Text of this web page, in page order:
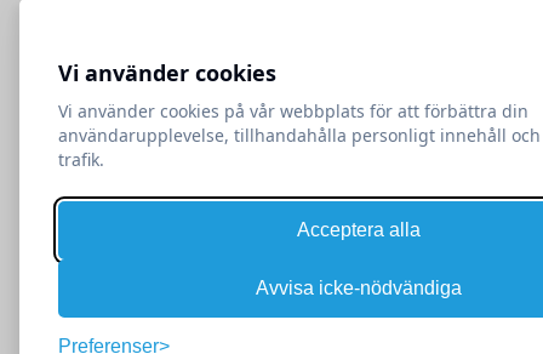
Vi använder cookies
Vi använder cookies på vår webbplats för att förbättra din
användarupplevelse, tillhandahålla personligt innehåll
trafik.
Acceptera alla
Avvisa icke-nödvändiga
Preferenser